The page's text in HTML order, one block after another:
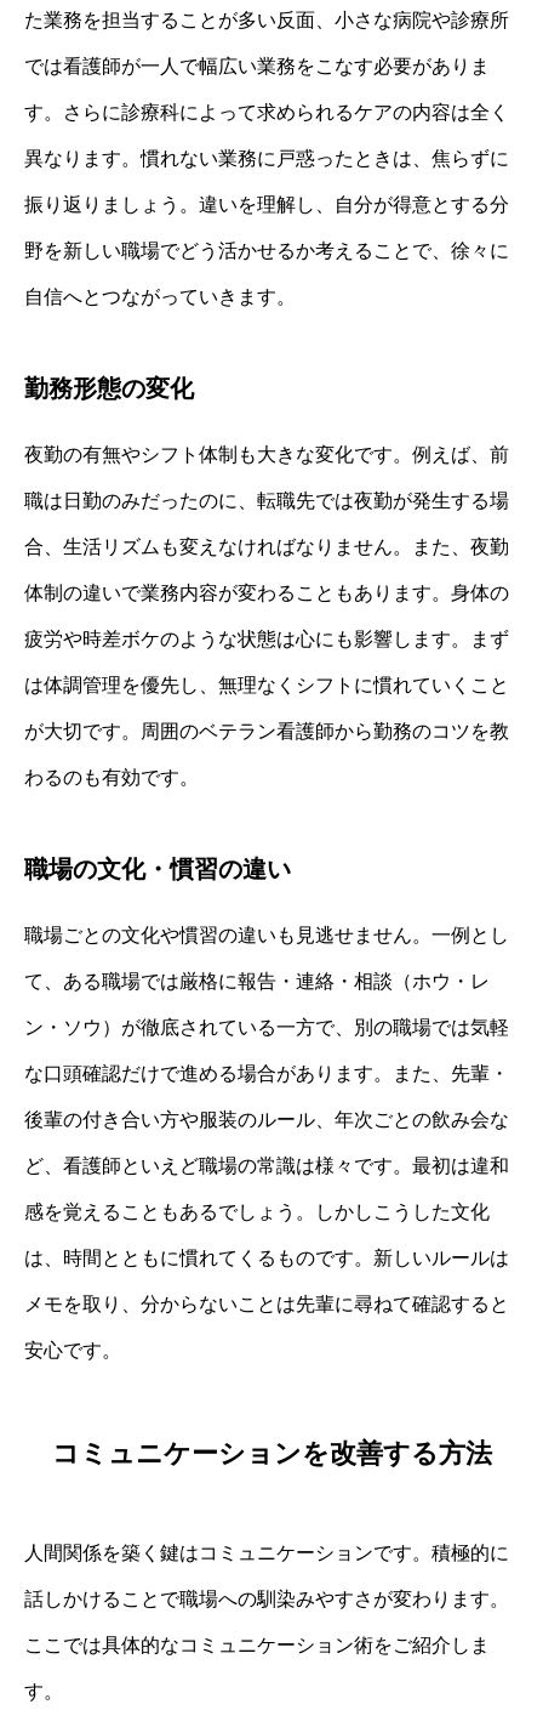
た業務を担当することが多い反面、小さな病院や診療所
では看護師が一人で幅広い業務をこなす必要がありま
す。さらに診療科によって求められるケアの内容は全く
異なります。慣れない業務に戸惑ったときは、焦らずに
振り返りましょう。違いを理解し、自分が得意とする分
野を新しい職場でどう活かせるか考えることで、徐々に
自信へとつながっていきます。
勤務形態の変化
夜勤の有無やシフト体制も大きな変化です。例えば、前
職は日勤のみだったのに、転職先では夜勤が発生する場
合、生活リズムも変えなければなりません。また、夜勤
体制の違いで業務内容が変わることもあります。身体の
疲労や時差ボケのような状態は心にも影響します。まず
は体調管理を優先し、無理なくシフトに慣れていくこと
が大切です。周囲のベテラン看護師から勤務のコツを教
わるのも有効です。
職場の文化・慣習の違い
職場ごとの文化や慣習の違いも見逃せません。一例とし
て、ある職場では厳格に報告・連絡・相談（ホウ・レ
ン・ソウ）が徹底されている一方で、別の職場では気軽
な口頭確認だけで進める場合があります。また、先輩・
後輩の付き合い方や服装のルール、年次ごとの飲み会な
ど、看護師といえど職場の常識は様々です。最初は違和
感を覚えることもあるでしょう。しかしこうした文化
は、時間とともに慣れてくるものです。新しいルールは
メモを取り、分からないことは先輩に尋ねて確認すると
安心です。
コミュニケーションを改善する方法
人間関係を築く鍵はコミュニケーションです。積極的に
話しかけることで職場への馴染みやすさが変わります。
ここでは具体的なコミュニケーション術をご紹介しま
す。